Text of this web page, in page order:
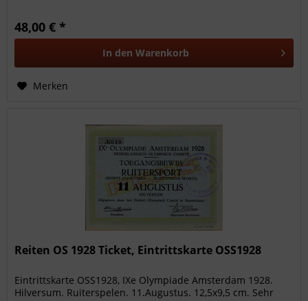
48,00 € *
In den Warenkorb
Merken
Reiten OS 1928 Ticket, Eintrittskarte OSS1928
Eintrittskarte OSS1928, IXe Olympiade Amsterdam 1928.
Hilversum. Ruiterspelen. 11.Augustus. 12,5x9,5 cm. Sehr